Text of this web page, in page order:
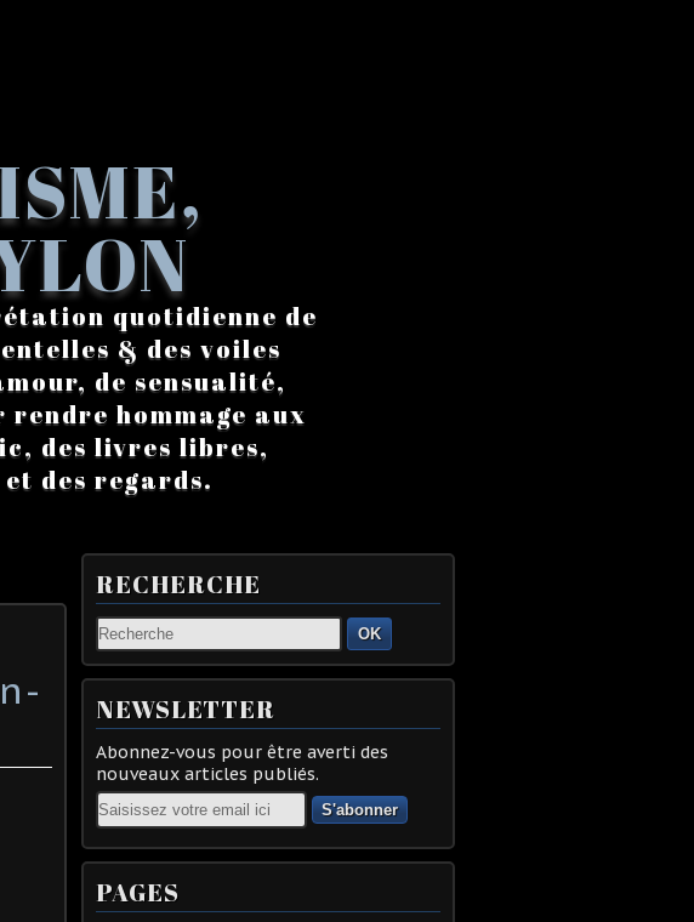
quotidienne de
& des voiles
de sensualité,
hommage aux
des livres libres,
des regards.
RECHERCHE
OK
NEWSLETTER
Abonnez-vous pour être averti des
nouveaux articles publiés.
Email
PAGES